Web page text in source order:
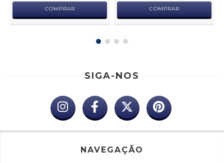
COMPRAR COMPRAR
SIGA-NOS
NAVEGAÇÃO